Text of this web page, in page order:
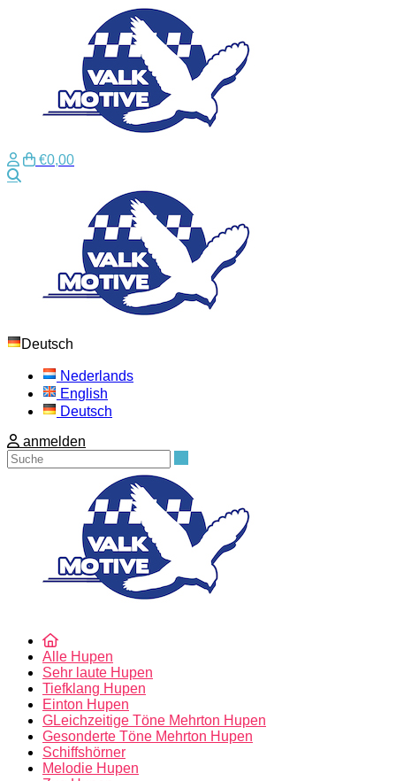
€0,00
Deutsch
Nederlands
English
Deutsch
anmelden
Alle Hupen
Sehr laute Hupen
Tiefklang Hupen
Einton Hupen
GLeichzeitige Töne Mehrton Hupen
Gesonderte Töne Mehrton Hupen
Schiffshörner
Melodie Hupen